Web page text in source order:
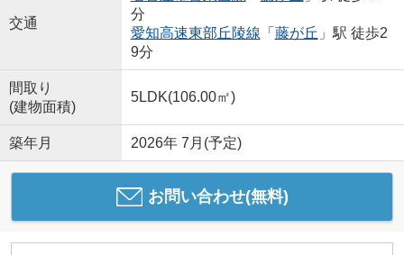
交通
分
愛知高速東部丘陵線 「 藤が丘 」駅 徒歩2
9分
間取り
(建物面積)
5LDK(106.00㎡)
築年月 2026年 7月(予定)
お問い合わせ(無料)